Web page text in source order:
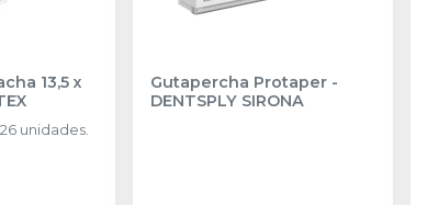
13,5 x
unidades.
Gutapercha Protaper -
DENTSPLY SIRONA